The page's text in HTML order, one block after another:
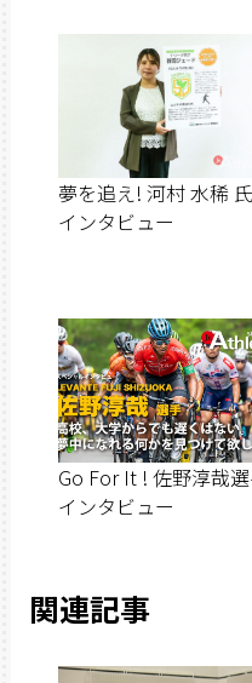
夢を追え! 河村 水稀 氏
インタビュー
Go For It ! 佐野淳哉
インタビュー
関連記事